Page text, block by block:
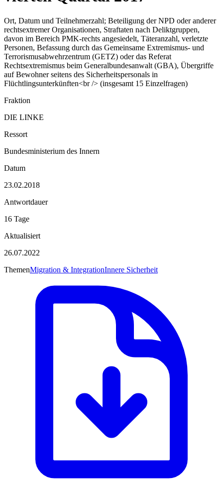
Ort, Datum und Teilnehmerzahl; Beteiligung der NPD oder anderer
rechtsextremer Organisationen, Straftaten nach Deliktgruppen,
davon im Bereich PMK-rechts angesiedelt, Täteranzahl, verletzte
Personen, Befassung durch das Gemeinsame Extremismus- und
Terrorismusabwehrzentrum (GETZ) oder das Referat
Rechtsextremismus beim Generalbundesanwalt (GBA), Übergriffe
auf Bewohner seitens des Sicherheitspersonals in
Flüchtlingsunterkünften<br /> (insgesamt 15 Einzelfragen)
Fraktion
DIE LINKE
Ressort
Bundesministerium des Innern
Datum
23.02.2018
Antwortdauer
16 Tage
Aktualisiert
26.07.2022
ThemenMigration & IntegrationInnere Sicherheit